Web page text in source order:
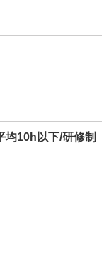
均10h以下/研修制